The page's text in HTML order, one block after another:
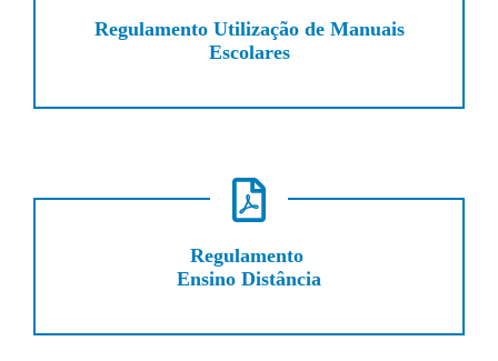
Regulamento Utilização de Manuais
Escolares
Regulamento
Ensino Distância